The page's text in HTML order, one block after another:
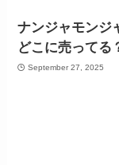
ナンジャモンジ
どこに売ってる
September 27, 2025